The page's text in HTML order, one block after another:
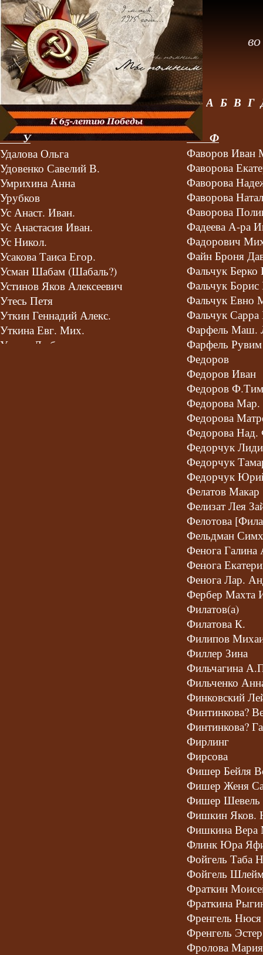
<
У
Удалова Ольга
Удовенко Савелий В.
Умрихина Анна
Урубков
Ус Анаст. Иван.
Ус Анастасия Иван.
Ус Никол.
Усакова Таиса Егор.
Усман Шабам (Шабаль?)
Устинов Яков Алексеевич
Утесь Петя
Уткин Геннадий Алекс.
Уткина Евг. Мих.
Ушень Любовь
Ф
Фаворов Иван
Фаворова
Фаворова
Фаворова
Фаворова
Фадеева А-ра
Фадорович
Файн Броня
Фальчук
Фальчук Борис
Фальчук Евно
Фальчук Сарра
Фарфель Маш.
Фарфель
Федоров
Федоров Иван
Федоров
Федорова Мар.
Федорова
Федорова
Федорчук
Федорчук
Федорчук
Фелатов Макар
Фелизат Лея
Фелотова
Фельдман
Фенога Галина
Фенога
Фенога Лар.
Фербер Махта
Филатов(а)
Филатова К.
Филипов
Филлер Зина
Фильчагина
Фильченко
Финковский
Финтинкова?
Финтинкова?
Фирлинг
Фирсова
Фишер Бейля
Фишер Женя
Фишер Шевель
Фишкин Яков.
Фишкина Вера
Флинк Юра
Фойгель Таба
Фойгель
Фраткин
Фраткина
Френгель
Френгель
Фролова Мария
А Б В Г